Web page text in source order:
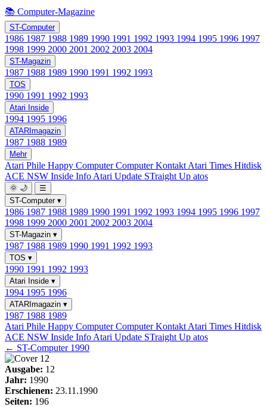
📚 Computer-Magazine
ST-Computer
1986 1987 1988 1989 1990 1991 1992 1993 1994 1995 1996 1997
1998 1999 2000 2001 2002 2003 2004
ST-Magazin
1987 1988 1989 1990 1991 1992 1993
TOS
1990 1991 1992 1993
Atari Inside
1994 1995 1996
ATARImagazin
1987 1988 1989
Mehr
Atari Phile Happy ComputerComputer Kontakt Atari Times Hitdisk
ACE NSW Inside Info Atari Update STraight Up atos
🌞 🌙
☰
ST-Computer ▾
1986 1987 1988 1989 1990 1991 1992 1993 1994 1995 1996 1997
1998 1999 2000 2001 2002 2003 2004
ST-Magazin ▾
1987 1988 1989 1990 1991 1992 1993
TOS ▾
1990 1991 1992 1993
Atari Inside ▾
1994 1995 1996
ATARImagazin ▾
1987 1988 1989
Atari Phile Happy ComputerComputer Kontakt Atari Times Hitdisk
ACE NSW Inside Info Atari Update STraight Up atos
← ST-Computer 1990
Ausgabe: 12
Jahr: 1990
Erschienen: 23.11.1990
Seiten: 196